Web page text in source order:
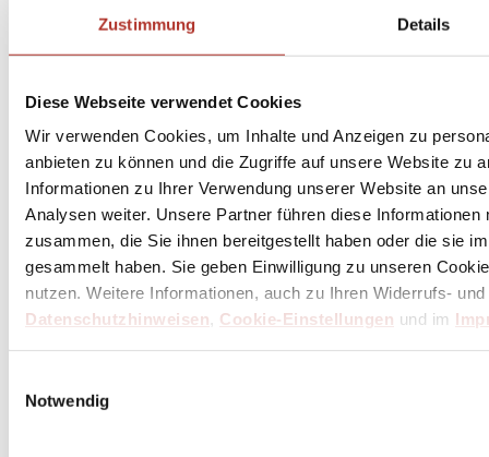
Zustimmung Details
Diese Webseite verwendet Cookies
Wir verwenden Cookies, um Inhalte und Anzeigen zu
anbieten zu können und die Zugriffe auf unsere Website zu
Informationen zu Ihrer Verwendung unserer Website an
Analysen weiter. Unsere Partner führen diese
zusammen, die Sie ihnen bereitgestellt haben oder die sie
gesammelt haben. Sie geben Einwilligung zu unseren
nutzen. Weitere Informationen, auch zu Ihren Widerrufs-
Datenschutzhinweisen, Cookie-Einstellungen und im
Notwendig